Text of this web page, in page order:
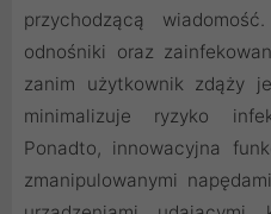
przychodzącą
odnośniki oraz
zanim użytkownik zdąży
minimalizuje ryzyko
Ponadto, innowacyjna
zmanipulowanymi